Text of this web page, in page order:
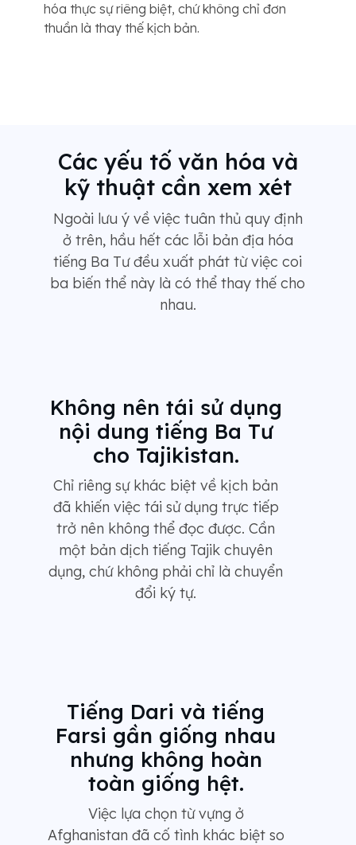
hóa thực sự riêng biệt, chứ không chỉ đơn
thuần là thay thế kịch bản.
Các yếu tố văn hóa và
kỹ thuật cần xem xét
Ngoài lưu ý về việc tuân thủ quy định
ở trên, hầu hết các lỗi bản địa hóa
tiếng Ba Tư đều xuất phát từ việc coi
ba biến thể này là có thể thay thế cho
nhau.
Không nên tái sử dụng
nội dung tiếng Ba Tư
cho Tajikistan.
Chỉ riêng sự khác biệt về kịch bản
đã khiến việc tái sử dụng trực tiếp
trở nên không thể đọc được. Cần
một bản dịch tiếng Tajik chuyên
dụng, chứ không phải chỉ là chuyển
đổi ký tự.
Tiếng Dari và tiếng
Farsi gần giống nhau
nhưng không hoàn
toàn giống hệt.
Việc lựa chọn từ vựng ở
Afghanistan đã cố tình khác biệt so